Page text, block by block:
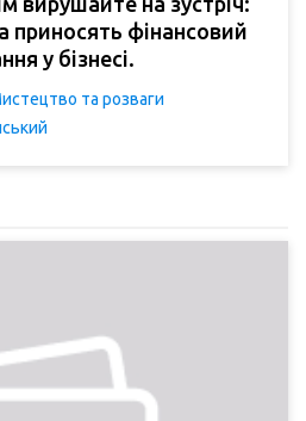
приносять фінансовий
у бізнесі.
та розваги